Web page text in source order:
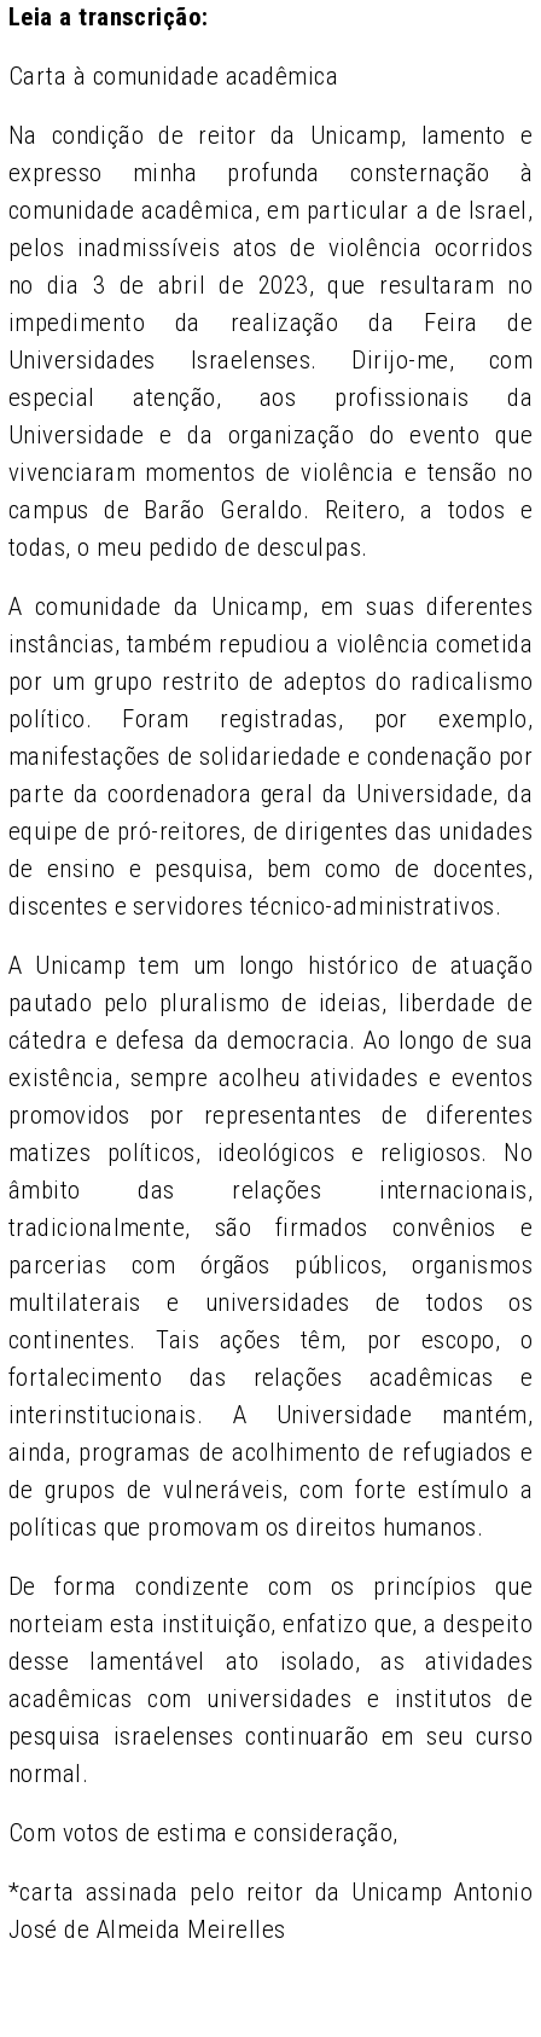
Leia a transcrição:
Carta à comunidade acadêmica
Na condição de reitor da Unicamp, lamento e
expresso minha profunda consternação à
comunidade acadêmica, em particular a de Israel,
pelos inadmissíveis atos de violência ocorridos
no dia 3 de abril de 2023, que resultaram no
impedimento da realização da Feira de
Universidades Israelenses. Dirijo-me, com
especial atenção, aos profissionais da
Universidade e da organização do evento que
vivenciaram momentos de violência e tensão no
campus de Barão Geraldo. Reitero, a todos e
todas, o meu pedido de desculpas.
A comunidade da Unicamp, em suas diferentes
instâncias, também repudiou a violência cometida
por um grupo restrito de adeptos do radicalismo
político. Foram registradas, por exemplo,
manifestações de solidariedade e condenação por
parte da coordenadora geral da Universidade, da
equipe de pró-reitores, de dirigentes das unidades
de ensino e pesquisa, bem como de docentes,
discentes e servidores técnico-administrativos.
A Unicamp tem um longo histórico de atuação
pautado pelo pluralismo de ideias, liberdade de
cátedra e defesa da democracia. Ao longo de sua
existência, sempre acolheu atividades e eventos
promovidos por representantes de diferentes
matizes políticos, ideológicos e religiosos. No
âmbito das relações internacionais,
tradicionalmente, são firmados convênios e
parcerias com órgãos públicos, organismos
multilaterais e universidades de todos os
continentes. Tais ações têm, por escopo, o
fortalecimento das relações acadêmicas e
interinstitucionais. A Universidade mantém,
ainda, programas de acolhimento de refugiados e
de grupos de vulneráveis, com forte estímulo a
políticas que promovam os direitos humanos.
De forma condizente com os princípios que
norteiam esta instituição, enfatizo que, a despeito
desse lamentável ato isolado, as atividades
acadêmicas com universidades e institutos de
pesquisa israelenses continuarão em seu curso
normal.
Com votos de estima e consideração,
*carta assinada pelo reitor da Unicamp Antonio
José de Almeida Meirelles